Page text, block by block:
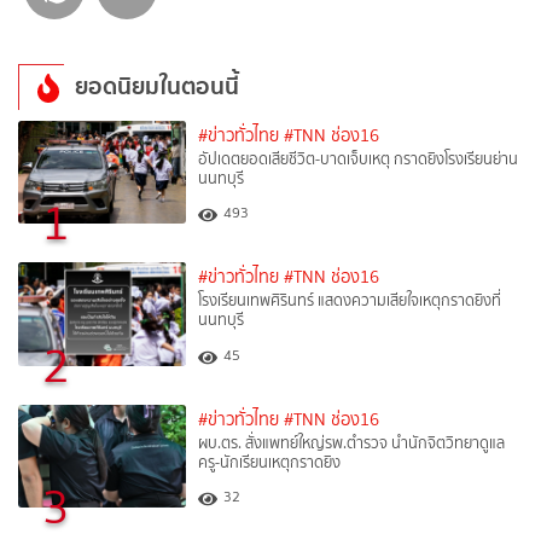
ยอดนิยมในตอนนี้
1
#ข่าวทั่วไทย #TNN ช่อง16
อัปเดตยอดเสียชีวิต-บาดเจ็บเหตุ กราดยิงโรงเรียนย่าน
นนทบุรี
493
2
#ข่าวทั่วไทย #TNN ช่อง16
โรงเรียนเทพศิรินทร์ แสดงความเสียใจเหตุกราดยิงที่
นนทบุรี
45
3
#ข่าวทั่วไทย #TNN ช่อง16
ผบ.ตร. สั่งแพทย์ใหญ่รพ.ตำรวจ นำนักจิตวิทยาดูแล
ครู-นักเรียนเหตุกราดยิง
32